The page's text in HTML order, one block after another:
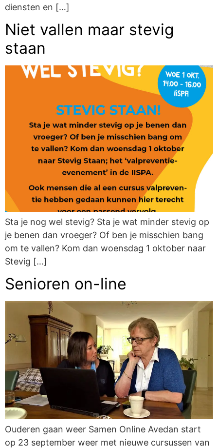
diensten en […]
Niet vallen maar stevig
staan
Sta je nog wel stevig? Sta je wat minder stevig op
je benen dan vroeger? Of ben je misschien bang
om te vallen? Kom dan woensdag 1 oktober naar
Stevig […]
Senioren on-line
Ouderen gaan weer Samen Online Avedan start
op 23 september weer met nieuwe cursussen van